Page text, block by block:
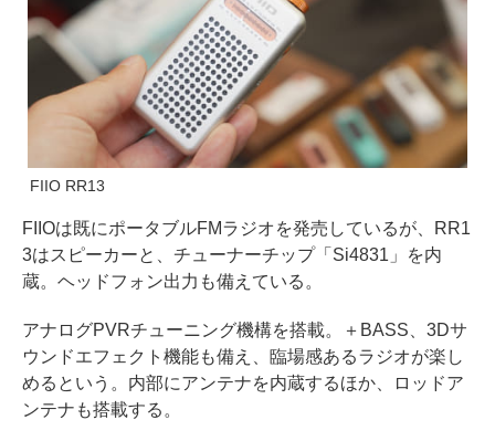
FIIO RR13
FIIOは既にポータブルFMラジオを発売しているが、RR1
3はスピーカーと、チューナーチップ「Si4831」を内
蔵。ヘッドフォン出力も備えている。
アナログPVRチューニング機構を搭載。＋BASS、3Dサ
ウンドエフェクト機能も備え、臨場感あるラジオが楽し
めるという。内部にアンテナを内蔵するほか、ロッドア
ンテナも搭載する。